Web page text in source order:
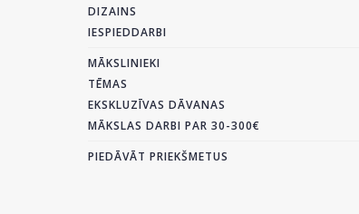
DIZAINS
IESPIEDDARBI
MĀKSLINIEKI
TĒMAS
EKSKLUZĪVAS DĀVANAS
MĀKSLAS DARBI PAR 30-300€
PIEDĀVĀT PRIEKŠMETUS